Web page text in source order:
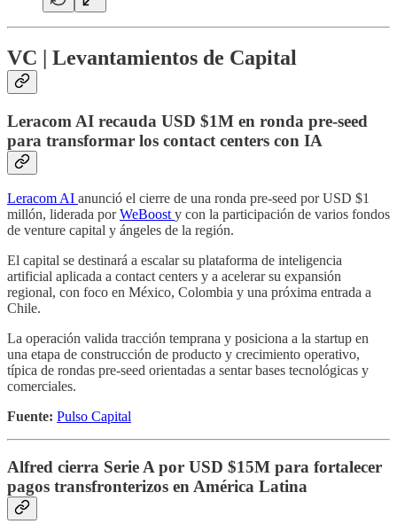
VC | Levantamientos de Capital
Leracom AI recauda USD $1M en ronda pre-seed
para transformar los contact centers con IA
Leracom AI anunció el cierre de una ronda pre-seed por USD $1
millón, liderada porWeBoost y con la participación de varios fondos
de venture capital y ángeles de la región.
El capital se destinará a escalar su plataforma de inteligencia
artificial aplicada a contact centers y a acelerar su expansión
regional, con foco en México, Colombia y una próxima entrada a
Chile.
La operación valida tracción temprana y posiciona a la startup en
una etapa de construcción de producto y crecimiento operativo,
típica de rondas pre-seed orientadas a sentar bases tecnológicas y
comerciales.
Fuente: Pulso Capital
Alfred cierra Serie A por USD $15M para fortalecer
pagos transfronterizos en América Latina